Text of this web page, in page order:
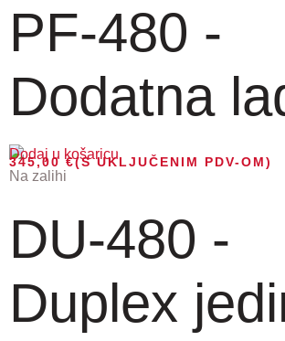
PF-480 -
Dodatna
345,00€(S UKLJUČENIM PDV-OM)
Dodaj u košaricu
Na zalihi
DU-480 -
Duplex